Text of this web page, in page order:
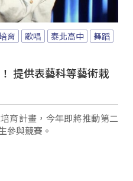
育 歌唱 泰北高中
舞蹈
提供表藝科等藝術栽
育計畫，今年即將推動第二
參與競賽。